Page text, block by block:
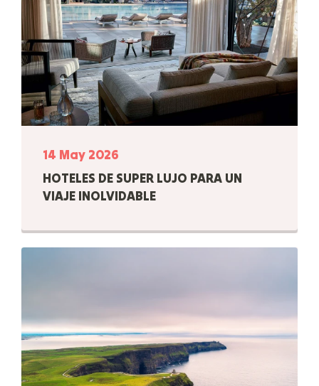
14 May 2026
HOTELES DE SUPER LUJO PARA UN
VIAJE INOLVIDABLE